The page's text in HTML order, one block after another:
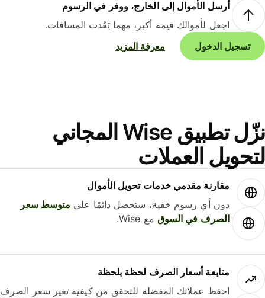
أرسل الأموال إلى الخارج، ووفر في الرسوم
اجعل لأموالك قيمة أكبر، مهما بَعُدت المسافات.
تسجيل الدخول
معرفة المزيد
نزّل تطبيق Wise المجاني
العملات
مقارنة مقدمي خدمات تحويل الأموال
دون أي رسوم خفية، ستحصل دائمًا علىمتوسط ​​سعر
الصرف في السوقمع Wise.
متابعة أسعار الصرف لحظة بلحظة
احفظ عملاتك المفضلة للتحقق من كيفية تغير سعر الصرف